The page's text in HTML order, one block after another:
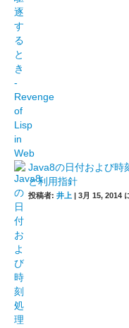
Java8の日付および時
と利用指針
投稿者: 井上 | 3月 15, 2014